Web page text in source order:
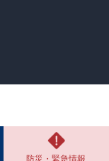
防災・緊急情報